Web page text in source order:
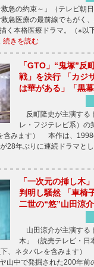
急の約束～」（テレビ朝
医療の最前線でもがく、
く本格医療ドラマ。（※以
続きを読む
「GTO」“鬼塚”反
戦」を決行 「カジ
は華がある」「黒
反町隆史が主演する
レ・フジテレビ系）の
含みます） 本作は、1998
28年ぶりに連続ドラマと
「一次元の挿し木
判明し騒然 「車椅
二世の“悠”山田涼介
山田涼介が主演する
木」（読売テレビ・日
、ネタバレを含みます）
山中で発掘された200年前